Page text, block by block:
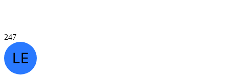
247